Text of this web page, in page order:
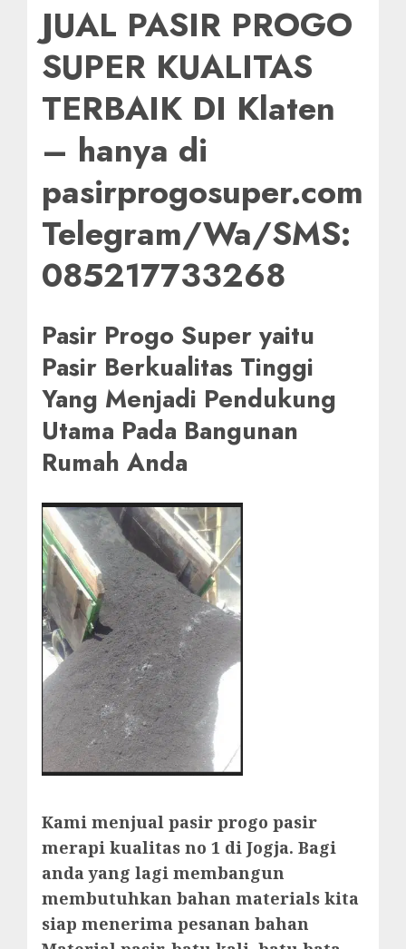
JUAL PASIR PROGO
SUPER KUALITAS
TERBAIK DI Klaten
– hanya di
pasirprogosuper.com
Telegram/Wa/SMS:
085217733268
Pasir Progo Super yaitu
Pasir Berkualitas Tinggi
Yang Menjadi Pendukung
Utama Pada Bangunan
Rumah Anda
Kami menjual pasir progo pasir
merapi kualitas no 1 di Jogja. Bagi
anda yang lagi membangun
membutuhkan bahan materials kita
siap menerima pesanan bahan